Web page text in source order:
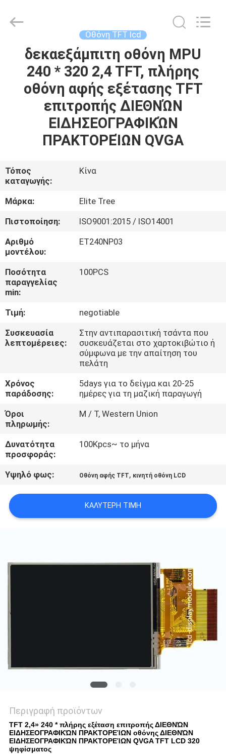
ΑΡΧΙΚΉ
ΣΕΛΊΔΑ
ΠΡΟΪΌΝΤΑ
ΒΊΝΤΕΟ
ΣΧΕΤΙΚΆ
ΜΕ
ΕΜΆΣ
ΓΎΡΟΣ
ΕΡΓΟΣΤΑΣΊΩΝ
ΠΟΙΟΤΙΚΌΣ
ΕΠΑΦΉ
ΖΗΤΉΣΤΕ
ΈΝΑ
ΑΠΌΣΠΑΣΜΑ
ΠΟΛΙΤΙΚΉ
ΑΠΟΡΡΉΤΟΥ
Technology.
Οθόνη TFT lcd
δεκαεξάμπιτη οθόνη MPU
240 * 320 2,4 TFT, πλήρης
οθόνη αφής εξέτασης TFT
επιτροπής ΔΙΕΘΝΏΝ
ΕΙΔΗΣΕΟΓΡΑΦΙΚΏΝ
ΠΡΑΚΤΟΡΕΊΩΝ QVGA
Τόπος
καταγωγής:
Κίνα
Μάρκα:
Elite Tree
Πιστοποίηση:
ISO9001:2015 / ISO14001
Αριθμό
μοντέλου:
ET240NP03
Ποσότητα
παραγγελίας
min:
100PCS
Τιμή:
negotiable
Συσκευασία
λεπτομέρειες:
Στην αντιπαρασιτική τσάντα που
συσκευάζεται στο χαρτοκιβώτιο ή
σύμφωνα με την απαίτηση του
πελάτη
Χρόνος
παράδοσης:
5days για το δείγμα και 20-25
ημέρες για τη μαζική παραγωγή
Όροι
πληρωμής:
Μ / Τ, Western Union
Δυνατότητα
προσφοράς:
100Kpcs~ το μήνα
Υψηλό φως: Οθόνη αφής TFT, κινητή οθόνη LCD
ΚΑΛΎΤΕΡΗ ΤΙΜΉ
Περιγραφή προϊόντων
TFT 2,4» 240 * πλήρης εξέταση επιτροπής ΔΙΕΘΝΏΝ
ΕΙΔΗΣΕΟΓΡΑΦΙΚΏΝ ΠΡΑΚΤΟΡΕΊΩΝ οθόνης ΔΙΕΘΝΏΝ
ΕΙΔΗΣΕΟΓΡΑΦΙΚΏΝ ΠΡΑΚΤΟΡΕΊΩΝ QVGA TFT LCD 320
ψηφίσματος